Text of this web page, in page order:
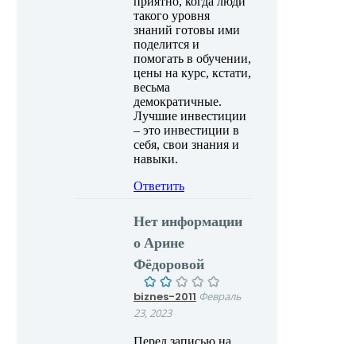
такого уровня
знаний готовы ими
поделится и
помогать в обучении,
цены на курс, кстати,
весьма
демократичные.
Лучшие инвестиции
– это инвестиции в
себя, свои знания и
навыки.
Ответить
Нет информации
о Арине
Фёдоровой
biznes-2011 Февраль
23, 2023
Перед записью на